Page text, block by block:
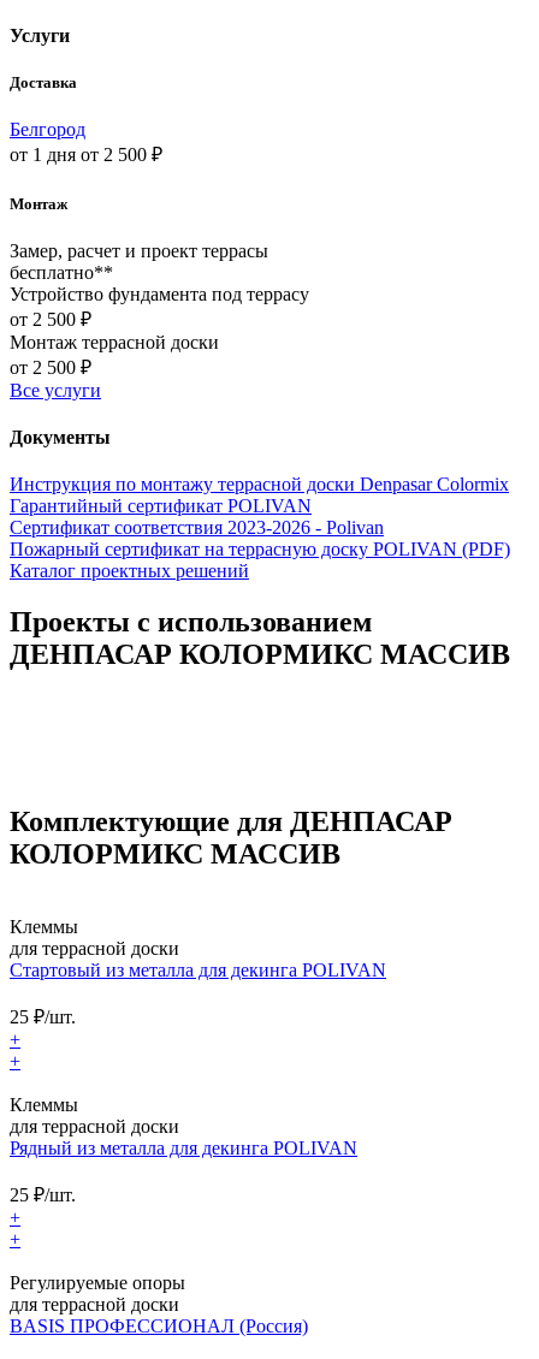
Услуги
Доставка
Белгород
от 1 дня от 2 500 ₽
Монтаж
Замер, расчет и проект террасы
бесплатно**
Устройство фундамента под террасу
от 2 500 ₽
Монтаж террасной доски
от 2 500 ₽
Все услуги
Документы
Инструкция по монтажу террасной доски Denpasar Colormix
Гарантийный сертификат POLIVAN
Сертификат соответствия 2023-2026 - Polivan
Пожарный сертификат на террасную доску POLIVAN (PDF)
Каталог проектных решений
Проекты с использованием
ДЕНПАСАР КОЛОРМИКС МАССИВ
Комплектующие для ДЕНПАСАР
КОЛОРМИКС МАССИВ
Клеммы
для террасной доски
Cтартовый из металла для декинга POLIVAN
25 ₽/шт.
+
+
Клеммы
для террасной доски
Рядный из металла для декинга POLIVAN
25 ₽/шт.
+
+
Регулируемые опоры
для террасной доски
BASIS ПРОФЕССИОНАЛ (Россия)